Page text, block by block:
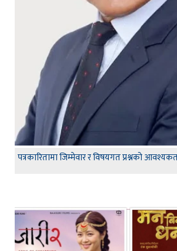
पत्रकारितामा जिम्मेवार र विषयगत प्रश्नको